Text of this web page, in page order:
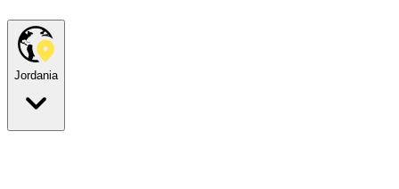
Jordania